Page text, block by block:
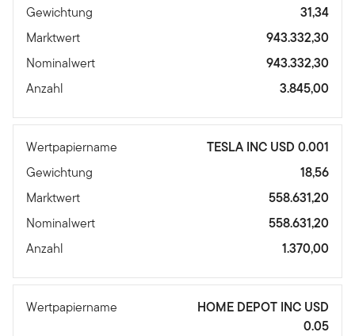
Gewichtung
31,34
Marktwert
943.332,30
Nominalwert
943.332,30
Anzahl
3.845,00
Wertpapiername
TESLA INC USD 0.001
Gewichtung
18,56
Marktwert
558.631,20
Nominalwert
558.631,20
Anzahl
1.370,00
Wertpapiername
HOME DEPOT INC USD
0.05